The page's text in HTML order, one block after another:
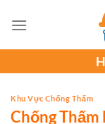
đến
Khu Vực Chống Thấm
Chống Thấm